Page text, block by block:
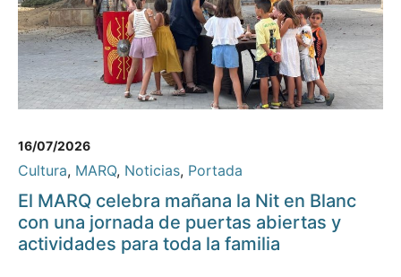
16/07/2026
Cultura, MARQ, Noticias, Portada
El MARQ celebra mañana la Nit en Blanc
con una jornada de puertas abiertas y
actividades para toda la familia